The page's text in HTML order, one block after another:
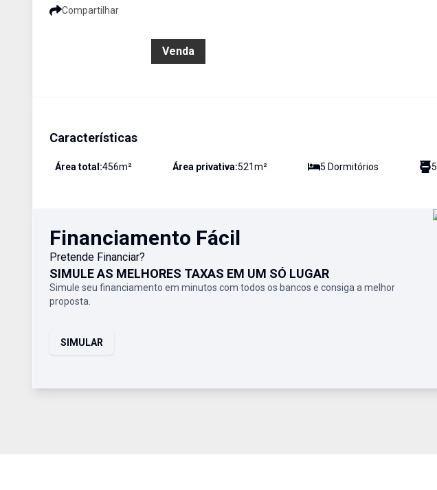
Compartilhar
Venda
Características
Área total:456m² Área privativa:521m² 5 Dormitórios 5
Financiamento Fácil
Pretende Financiar?
SIMULE AS MELHORES TAXAS EM UM SÓ LUGAR
Simule seu financiamento em minutos com todos os bancos e consiga a melhor
proposta.
SIMULAR